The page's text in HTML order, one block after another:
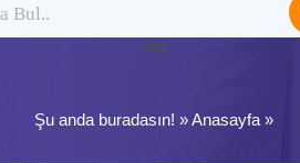
ytag
Şu anda buradasın! »Anasayfa »